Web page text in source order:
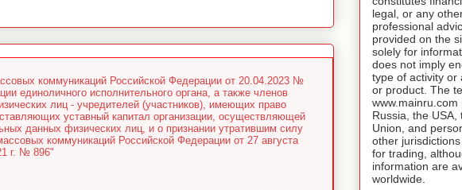
коммуникаций Российской Федерации от 20.04.2023 №
единоличного исполнительного органа, а также членов
лиц - учредителей (участников), имеющих право
уставный капитал организации, осуществляющей
данных физических лиц, и о признании утратившим силу
коммуникаций Российской Федерации от 27 августа
г. № 896"
legal, or any
professional
provided on the
solely for
does not imply
type of activity or
or product. The
Russia, the USA,
Union, and
other
for trading,
information are
worldwide.